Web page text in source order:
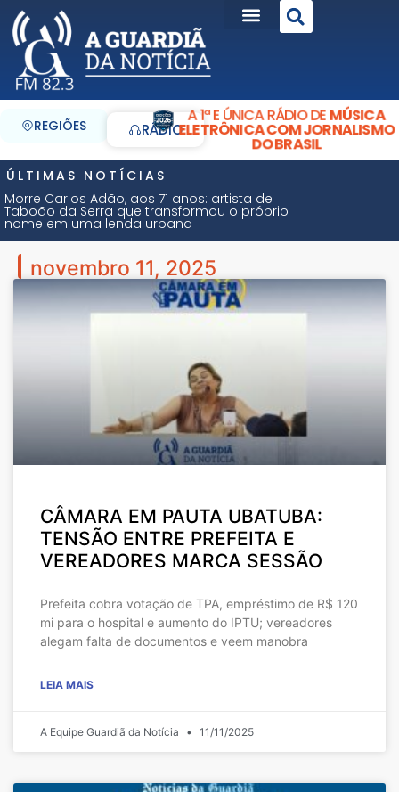
REGIÕES RÁDIO
A 1ª E ÚNICA RÁDIO DEMÚSICA
ELETRÔNICA COM JORNALISMO
DO BRASIL
ÚLTIMAS NOTÍCIAS
Morre Carlos Adão, aos 71 anos: artista de
Taboão da Serra que transformou o próprio
nome em uma lenda urbana
novembro 11, 2025
CÂMARA EM PAUTA UBATUBA:
TENSÃO ENTRE PREFEITA E
VEREADORES MARCA SESSÃO
Prefeita cobra votação de TPA, empréstimo de R$ 120
mi para o hospital e aumento do IPTU; vereadores
alegam falta de documentos e veem manobra
LEIA MAIS
A Equipe Guardiã da Notícia 11/11/2025